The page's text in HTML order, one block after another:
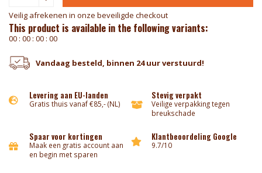
Veilig afrekenen in onze beveiligde checkout
This product is available in the following variants:
00 : 00 : 00 : 00
Vandaag besteld, binnen 24 uur verstuurd!
Levering aan EU-landen
Gratis thuis vanaf €85,- (NL)
Stevig verpakt
Veilige verpakking tegen
breukschade
Spaar voor kortingen
Maak een gratis account aan
en begin met sparen
Klantbeoordeling Google
9.7/10